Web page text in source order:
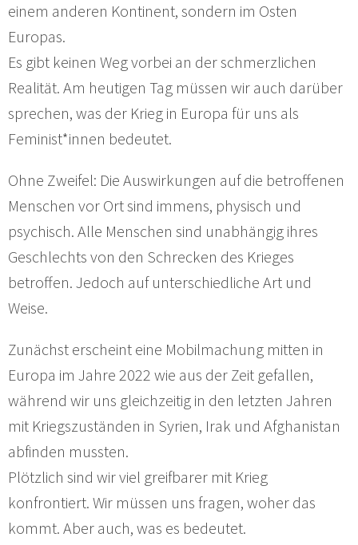
einem anderen Kontinent, sondern im Osten
Europas.
Es gibt keinen Weg vorbei an der schmerzlichen
Realität. Am heutigen Tag müssen wir auch darüber
sprechen, was der Krieg in Europa für uns als
Feminist*innen bedeutet.
Ohne Zweifel: Die Auswirkungen auf die betroffenen
Menschen vor Ort sind immens, physisch und
psychisch. Alle Menschen sind unabhängig ihres
Geschlechts von den Schrecken des Krieges
betroffen. Jedoch auf unterschiedliche Art und
Weise.
Zunächst erscheint eine Mobilmachung mitten in
Europa im Jahre 2022 wie aus der Zeit gefallen,
während wir uns gleichzeitig in den letzten Jahren
mit Kriegszuständen in Syrien, Irak und Afghanistan
abfinden mussten.
Plötzlich sind wir viel greifbarer mit Krieg
konfrontiert. Wir müssen uns fragen, woher das
kommt. Aber auch, was es bedeutet.